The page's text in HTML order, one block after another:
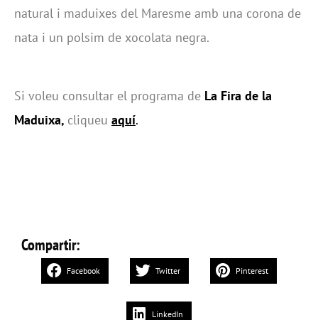
natural i maduixes del Maresme amb una corona de
nata i un polsim de xocolata negra.
Si voleu consultar el programa de La Fira de la
Maduixa, cliqueu aquí.
Compartir:
Facebook Twitter Pinterest
LinkedIn